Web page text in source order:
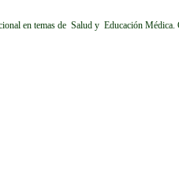
en temas de Salud y Educación Médica.